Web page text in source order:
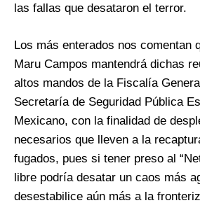
las fallas que desataron el terror.
Los más enterados nos comentan
Maru Campos mantendrá dichas
altos mandos de la Fiscalía
Secretaría de Seguridad Pública
Mexicano, con la finalidad de
necesarios que lleven a la
fugados, pues si tener preso al
libre podría desatar un caos más
desestabilice aún más a la